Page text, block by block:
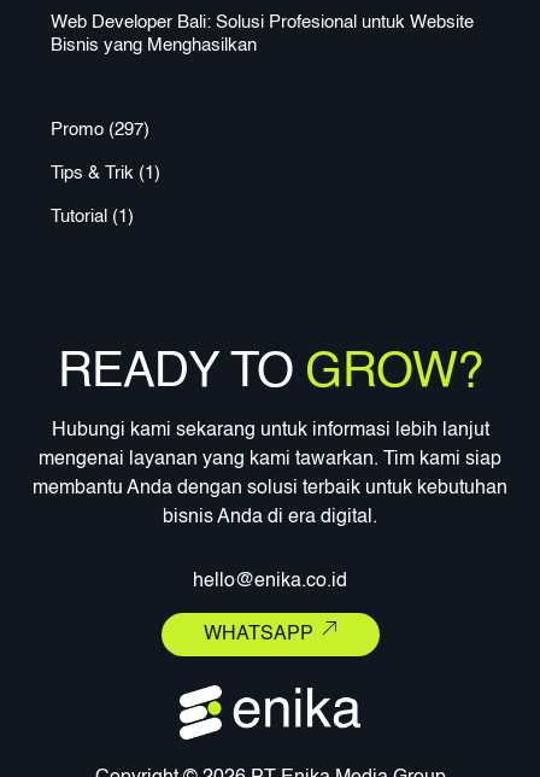
Web Developer Bali: Solusi Profesional untuk Website
Bisnis yang Menghasilkan
Promo (297)
Tips & Trik (1)
Tutorial (1)
READY TO GROW?
Hubungi kami sekarang untuk informasi lebih lanjut
mengenai layanan yang kami tawarkan. Tim kami siap
membantu Anda dengan solusi terbaik untuk kebutuhan
bisnis Anda di era digital.
hello@enika.co.id
WHATSAPP